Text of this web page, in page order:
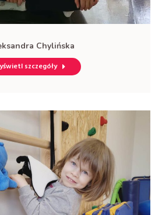
Chylińska
szczegóły